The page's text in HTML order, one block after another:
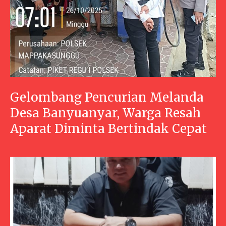
Gelombang Pencurian Melanda
Desa Banyuanyar, Warga Resah
Aparat Diminta Bertindak Cepat